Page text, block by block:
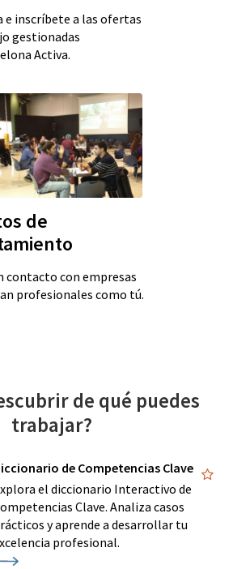
e inscríbete a las ofertas
gestionadas
Activa.
de
contacto con empresas
profesionales como tú.
de qué puedes
trabajar?
de Competencias Clave
el diccionario Interactivo de
Clave. Analiza casos
y aprende a desarrollar tu
profesional.